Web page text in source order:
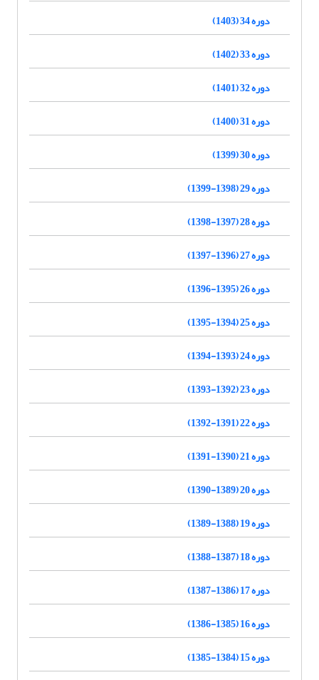
دوره 34 (1403)
دوره 33 (1402)
دوره 32 (1401)
دوره 31 (1400)
دوره 30 (1399)
دوره 29 (1398-1399)
دوره 28 (1397-1398)
دوره 27 (1396-1397)
دوره 26 (1395-1396)
دوره 25 (1394-1395)
دوره 24 (1393-1394)
دوره 23 (1392-1393)
دوره 22 (1391-1392)
دوره 21 (1390-1391)
دوره 20 (1389-1390)
دوره 19 (1388-1389)
دوره 18 (1387-1388)
دوره 17 (1386-1387)
دوره 16 (1385-1386)
دوره 15 (1384-1385)